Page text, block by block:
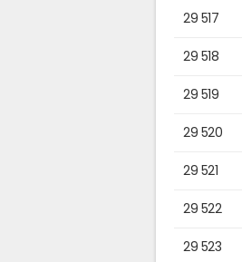
29 517
29 518
29 519
29 520
29 521
29 522
29 523